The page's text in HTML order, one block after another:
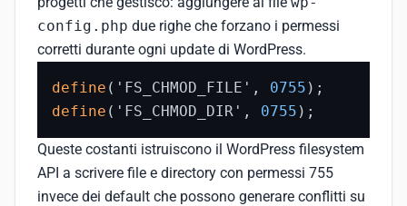
config.php due righe che forzano i permessi
corretti durante ogni update di WordPress.
define ('FS_CHMOD_FILE', 0755
define ('FS_CHMOD_DIR', 0755 );
Queste costanti istruiscono il WordPress filesystem
API a scrivere file e directory con permessi 755
invece dei default che possono generare conflitti su